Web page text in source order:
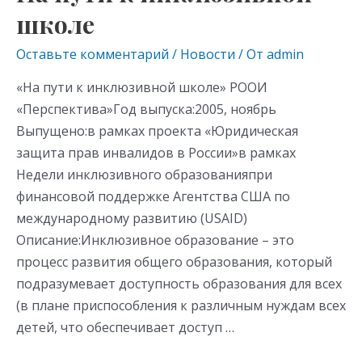
школе
Оставьте комментарий / Новости / От admin
«На пути к инклюзивной школе» РООИ
«Перспектива»Год выпуска:2005, ноябрь
Выпущено:в рамках проекта «Юридическая
защита прав инвалидов в России»в рамках
Недели инклюзивного образованияпри
финансовой поддержке Агентства США по
международному развитию (USAID)
Описание:Инклюзивное образование – это
процесс развития общего образования, который
подразумевает доступность образования для всех
(в плане приспособления к различным нуждам всех
детей, что обеспечивает доступ …